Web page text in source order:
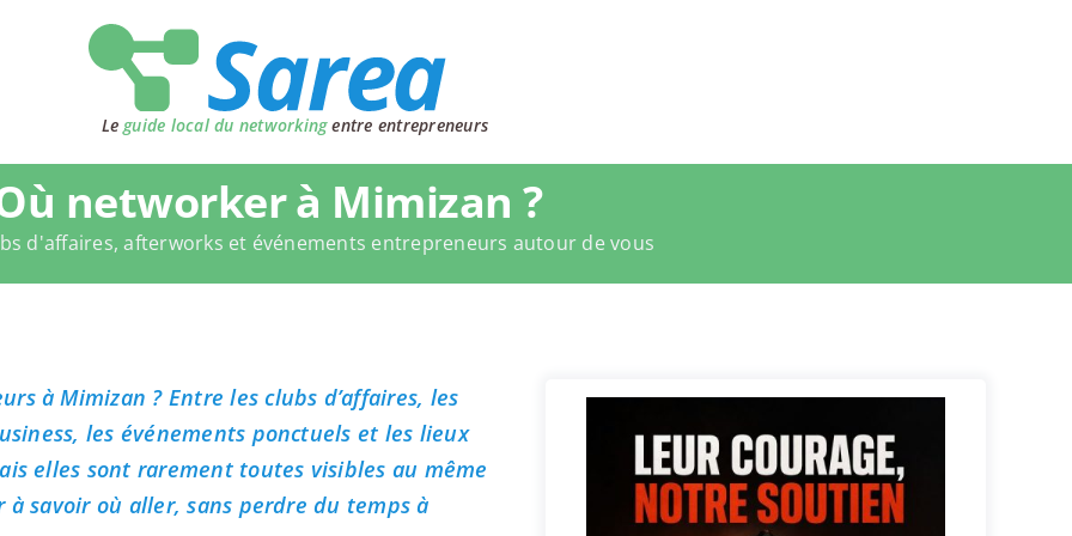
Le guide local du networkingentre entrepreneurs
networker à Mimizan ?
d'affaires, afterworks et événements entrepreneurs autour de vous
à Mimizan ? Entre les clubs d’affaires, les
les événements ponctuels et les lieux
elles sont rarement toutes visibles au même
savoir où aller, sans perdre du temps à